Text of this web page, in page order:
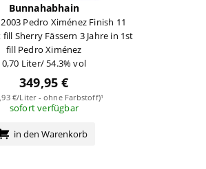
Bunnahabhain
Pedro Ximénez Finish 11
fill Sherry Fässern 3 Jahre in 1st
fill Pedro Ximénez
0,70 Liter/ 54.3% vol
349,95 €
€/Liter - ohne Farbstoff)¹
sofort verfügbar
in den Warenkorb